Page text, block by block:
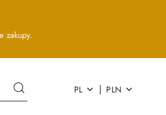
zakupy.
PL | PLN